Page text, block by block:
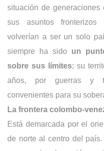
situación de
sus asuntos
volverían a ser un solo
siempre ha sido un
sobre sus límites; su
años, por guerras y
convenientes para su
La frontera colombo-
Está demarcada por el
de norte al centro del